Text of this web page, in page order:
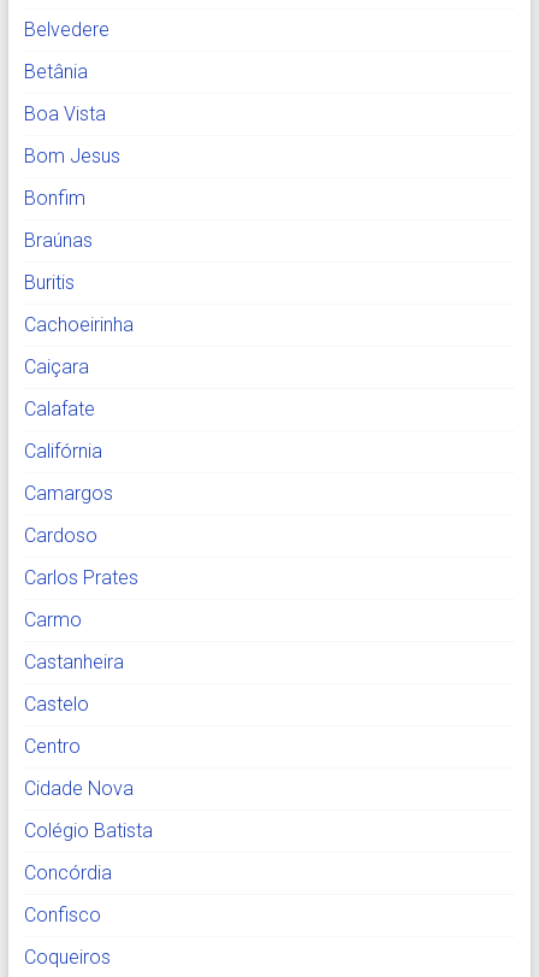
Belvedere
Betânia
Boa Vista
Bom Jesus
Bonfim
Braúnas
Buritis
Cachoeirinha
Caiçara
Calafate
Califórnia
Camargos
Cardoso
Carlos Prates
Carmo
Castanheira
Castelo
Centro
Cidade Nova
Colégio Batista
Concórdia
Confisco
Coqueiros